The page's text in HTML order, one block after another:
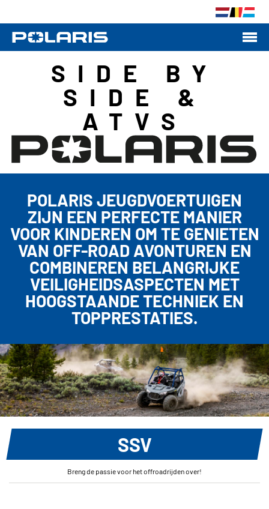
SIDE BY
SIDE &
ATVS
POLARIS JEUGDVOERTUIGEN
ZIJN EEN PERFECTE MANIER
VOOR KINDEREN OM TE GENIETEN
VAN OFF-ROAD AVONTUREN EN
COMBINEREN BELANGRIJKE
VEILIGHEIDSASPECTEN MET
HOOGSTAANDE TECHNIEK EN
TOPPRESTATIES.
SSV
Breng de passie voor het offroadrijden over!